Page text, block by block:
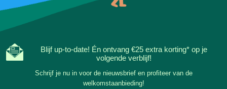
Blijf up-to-date! Én ontvang €25 extra korting* op je
volgende verblijf!
Schrijf je nu in voor de nieuwsbrief en profiteer van de
welkomstaanbieding!